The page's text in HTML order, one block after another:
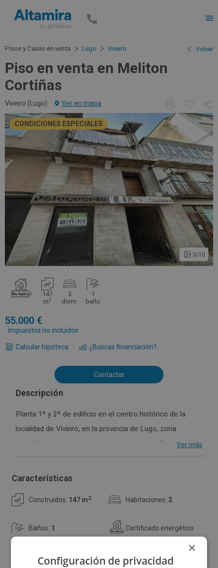
Pisos y Casas en venta Lugo Viveiro Volver
Piso en venta en Meliton
Cortiñas
Viveiro (Lugo) Ver en mapa
CONDICIONES ESPECIALES
3/10
147
m2
3
dorm.
1
baño
55.000
Impuestos no incluidos
Calcular hipoteca ¿Buscas financiación?
Contactar
Descripción
Planta 1ª y 2ª de edificio en el centro histórico de la
localidad de Viveiro, en la provincia de Lugo, zona
consolidada y con un alto atractivo para residir porque
comerciales en el entorno próximo. Tiene un total de
edificio para ser habitable. Puedes distribuir la vivienda a
bañada por el mar Cantábrico con amplias playas
Ver más
Características
Construidos: 147 m2 Habitaciones: 3
Baños: 1 Certificado energético
×
Configuración de privacidad